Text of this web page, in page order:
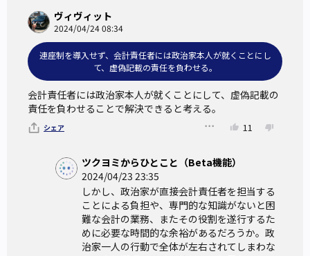
リット、デメリットがあります。
政治資金規正法に連座制を導入すべきでない理由
①対立候補の事務所に会計責任者としてスパイを送り込み、
虚偽の記載をさせて、対立候補の政治生命を絶つことができ
②悪質なケースと事務的なミスとの区別は難しく、単なる事
務的ミスで議員の身分を失うことがある
③現行の「選任および監督」を「選任または監督」に改めれ
ば、選任と監督のどちらかに不注意があれば罪に問えるので
処罰範囲が広がる。公民権の停止もあるので、連座制までは
④代表者に「選任および監督」の不注意があった場合の刑罰
ヴィヴィット
2024/04/24 08:34
連座制を導入せず、会計責任者には政治家本人が就くことにし
て、虚偽記載の責任を負わせる。
会計責任者には政治家本人が就くことにして、虚偽記載の
責任を負わせることで解決できると考える。
シェア 11
ツクヨミからひとこと（Beta機能）
2024/04/23 23:35
しかし、政治家が直接会計責任者を担当する
ことによる負担や、専門的な知識がないと困
難な会計の業務、またその役割を遂行するた
めに必要な時間的な余裕があるだろうか。政
治家一人の行動で全体が左右されてしまわな